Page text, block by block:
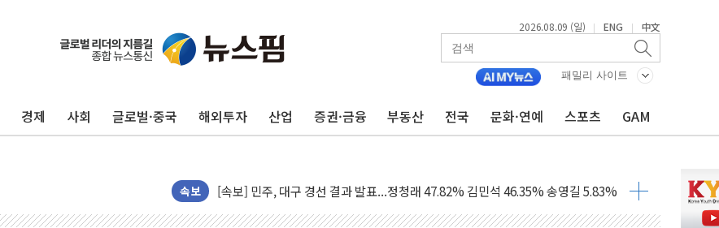
2026.08.09 (일) | ENG | 中文
패밀리 사이트
경제 사회 글로벌·중국 해외투자 산업 증권·금융 부동산 전국 문화·연예 스포츠 GAM
속보
상주 낙동강 선착장 하류서 50대 숨진 채 발견...경찰, 조사 중
[종합] 김민석, 정청래에 누적 '1.48%p' 차 선두 유지...金 46.01% vs 鄭 44.53%
인천서 말다툼 중 어머니 살해 10대 구속…범행 후 반려견도 죽여
[속보] 민주, 경북 경선 결과 발표...김민석 47.37% 정청래 45.71% 송영길 6.92%
[속보] 민주, 대구 경선 결과 발표...정청래 47.82% 김민석 46.35% 송영길 5.83%